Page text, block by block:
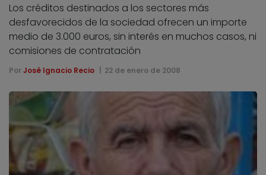
Los créditos destinados a los sectores más
desfavorecidos de la sociedad ofrecen un importe
medio de 3.000 euros, sin interés en muchos casos, ni
comisiones de contratación
Por José Ignacio Recio 22 de enero de 2008